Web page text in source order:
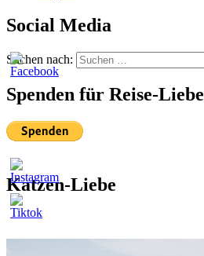
Social Media
Suchen nach:
Spenden für Reise-Liebe
Katzen-Liebe